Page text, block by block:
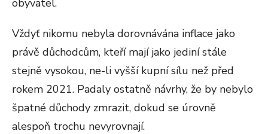
obyvatel.
Vždyť nikomu nebyla dorovnávána inflace jako
právě důchodcům, kteří mají jako jediní stále
stejně vysokou, ne-li vyšší kupní sílu než před
rokem 2021. Padaly ostatně návrhy, že by nebylo
špatné důchody zmrazit, dokud se úrovně
alespoň trochu nevyrovnají.